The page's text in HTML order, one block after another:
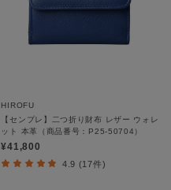
HIROFU
【センプレ】二つ折り財布 レザー ウォレ
ット 本革（商品番号：P25-50704）
¥41,800
4.9 (17件)